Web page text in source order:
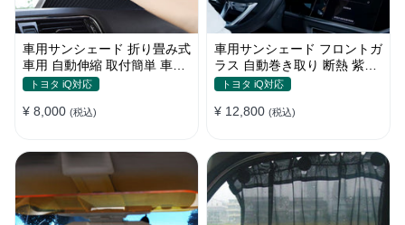
車用サンシェード 折り畳み式
車用 自動伸縮 取付簡単 車中
泊 紫外線UVカット 仮眠 断熱
トヨタ iQ対応
¥ 8,000 (税込)
車用サンシェード フロントガ
ラス 自動巻き取り 断熱 紫外
線 UVカット 取付収納便利
トヨタ iQ対応
¥ 12,800 (税込)